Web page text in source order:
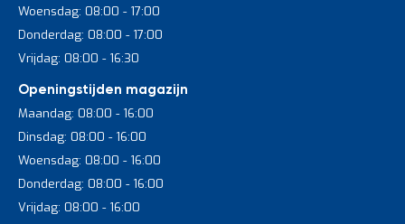
Woensdag: 08:00 - 17:00
Donderdag: 08:00 - 17:00
Vrijdag: 08:00 - 16:30
Openingstijden magazijn
Maandag: 08:00 - 16:00
Dinsdag: 08:00 - 16:00
Woensdag: 08:00 - 16:00
Donderdag: 08:00 - 16:00
Vrijdag: 08:00 - 16:00